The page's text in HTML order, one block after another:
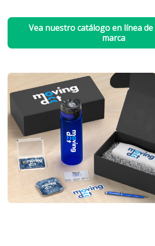
Vea nuestro catálogo en línea
marca